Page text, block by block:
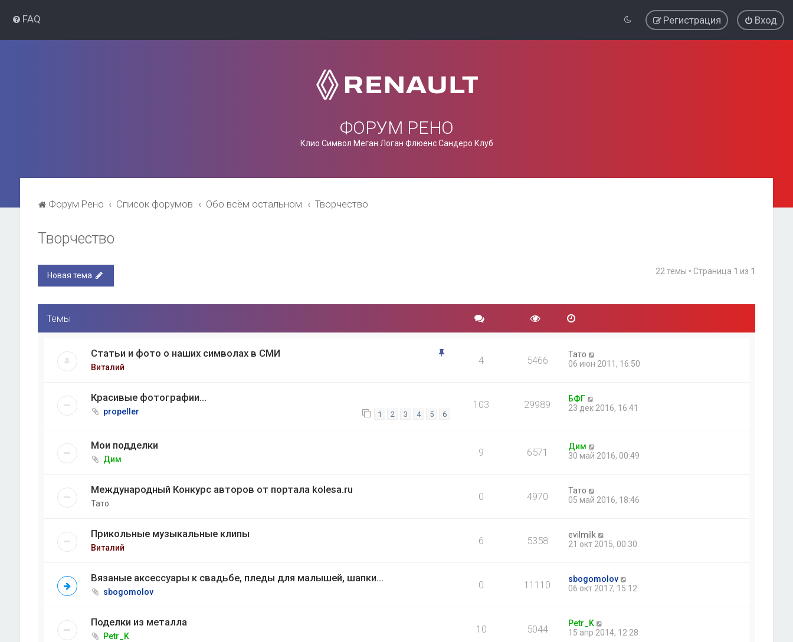
FAQ Вход
Регистрация
ФОРУМ РЕНО
Клио Символ Меган Логан Флюенс Сандеро Клуб
Форум Рено Список форумов Обо всём остальном Творчество
Творчество
Новая тема 22 темы • Страница 1 из 1
Темы
Статьи и фото о наших символах в СМИ
Виталий
4 5466
Тато
06 июн 2011, 16:50
Красивые фотографии...
propeller 1 2 3 4 5 6
103 29989
БФГ
23 дек 2016, 16:41
Мои подделки
Дим
9 6571
Дим
30 май 2016, 00:49
Международный Конкурс авторов от портала kolesa.ru
Тато
0 4970
Тато
05 май 2016, 18:46
Прикольные музыкальные клипы
Виталий
6 5358
evilmilk
21 окт 2015, 00:30
Вязаные аксессуары к свадьбе, пледы для малышей, шапки...
sbogomolov
0 11110
sbogomolov
06 окт 2017, 15:12
Поделки из металла
Petr_K
10 5044
Petr_K
15 апр 2014, 12:28